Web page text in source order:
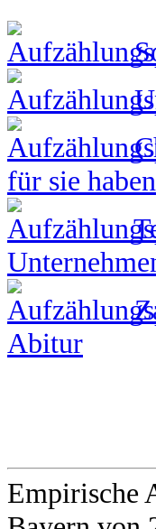
für sie haben
Abitur
Empirische